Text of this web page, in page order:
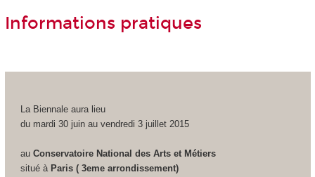
Informations pratiques
La Biennale aura lieu
du mardi 30 juin au vendredi 3 juillet 2015
au Conservatoire National des Arts et Métiers
situé à Paris ( 3eme arrondissement)